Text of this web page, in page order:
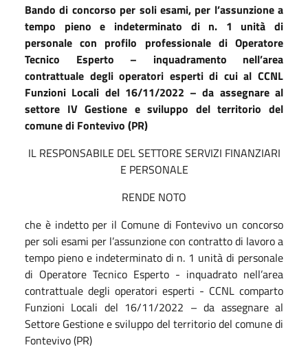
Bando di concorso per soli esami, per l’assunzione a
tempo pieno e indeterminato di n. 1 unità di
personale con profilo professionale di Operatore
Tecnico Esperto – inquadramento nell’area
contrattuale degli operatori esperti di cui al CCNL
Funzioni Locali del 16/11/2022 – da assegnare al
settore IV Gestione e sviluppo del territorio del
comune di Fontevivo (PR)
IL RESPONSABILE DEL SETTORE SERVIZI FINANZIARI
E PERSONALE
RENDE NOTO
che è indetto per il Comune di Fontevivo un concorso
per soli esami per l’assunzione con contratto di lavoro a
tempo pieno e indeterminato di n. 1 unità di personale
di Operatore Tecnico Esperto - inquadrato nell’area
contrattuale degli operatori esperti - CCNL comparto
Funzioni Locali del 16/11/2022 – da assegnare al
Settore Gestione e sviluppo del territorio del comune di
Fontevivo (PR)